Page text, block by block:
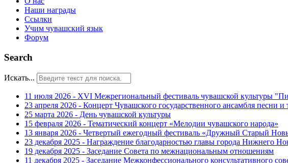
Наши награды
Ссылки
Учим чувашский язык
Форум
Search
Искать...
11 июля 2026 - XVI Межрегиональный фестиваль чувашской культуры
23 апреля 2026 - Концерт Чувашского государственного ансамбля песни и
25 марта 2026 - День чувашской культуры
15 февраля 2026 - Тематический концерт «Мелодии чувашского народа»
13 января 2026 - Четвертый ежегодный фестиваль «Дружный Старый
23 декабря 2025 - Награждение благодарностью главы города Нижнего
19 декабря 2025 - Заседание Совета по межнациональным отношениям
11 декабря 2025 - Заседание Межконфессионального консультативного